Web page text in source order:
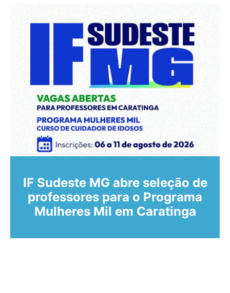
IF Sudeste MG abre seleção de
professores para o Programa
Mulheres Mil em Caratinga